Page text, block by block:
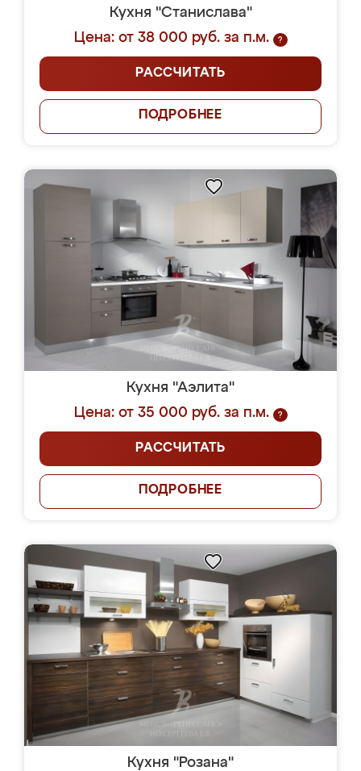
Кухня "Станислава"
Цена: от 38 000 руб. за п.м.
?
РАССЧИТАТЬ
ПОДРОБНЕЕ
Кухня "Аэлита"
Цена: от 35 000 руб. за п.м.
?
РАССЧИТАТЬ
ПОДРОБНЕЕ
Кухня "Розана"